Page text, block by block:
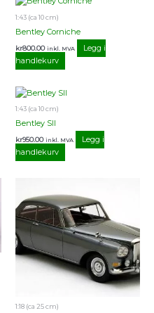
1:43 (ca 10 cm)
Bentley Corniche
kr800.00 inkl. MVA
Legg i
handlekurv
1:43 (ca 10 cm)
Bentley SII
kr950.00 inkl. MVA
Legg i
handlekurv
1:18 (ca 25 cm)